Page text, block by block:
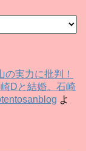
実力に批判！
Dと結婚。石崎
よ